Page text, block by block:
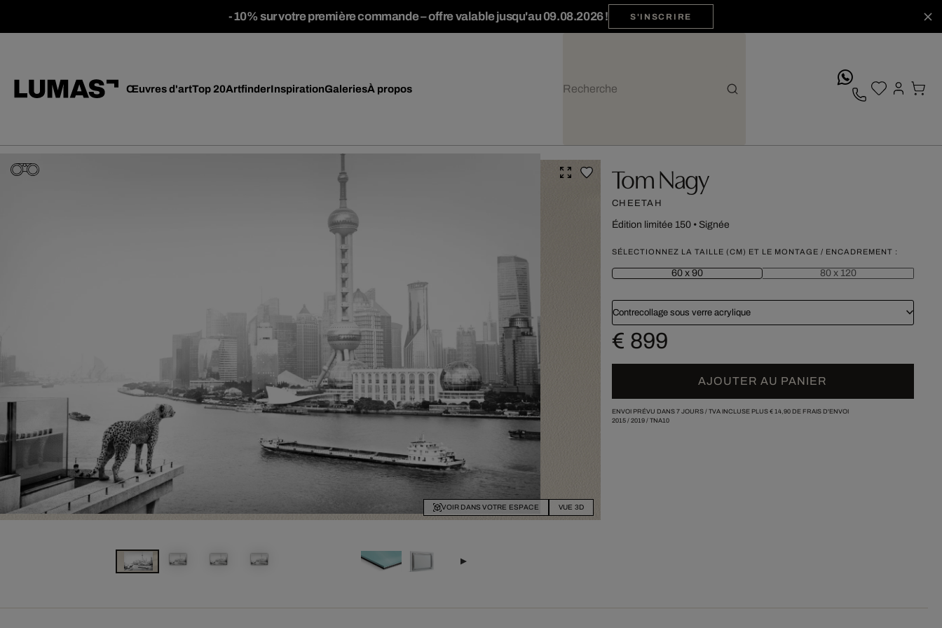
-10% sur votre première commande – offre valable jusqu'au 09.08.2026 ! S'INSCRIRE
Œuvres d'artTop 20ArtfinderInspirationGaleriesÀ propos
VOIR DANS VOTRE ESPACE VUE 3D
Tom Nagy
CHEETAH
Édition limitée 150• Signée
SÉLECTIONNEZ LA TAILLE (CM) ET LE MONTAGE / ENCADREMENT :
60 x 90 80 x 120
Contrecollage sous verre acrylique
€ 899
AJOUTER AU PANIER
ENVOI PRÉVU DANS 7 JOURS / TVA INCLUSE PLUS € 14,90DE FRAIS D'ENVOI
2015/ 2019/ TNA10